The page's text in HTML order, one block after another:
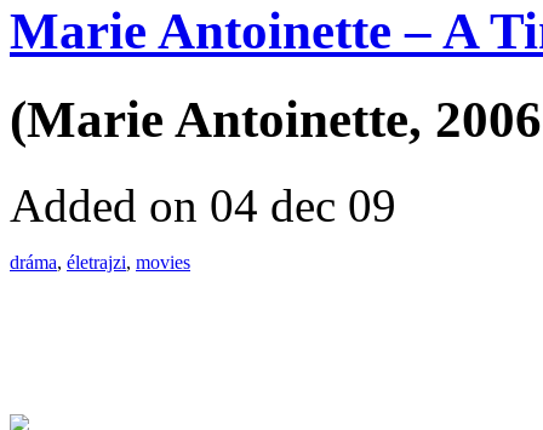
Marie Antoinette – A
(Marie Antoinette,
Added on 04 dec 09
dráma, életrajzi, movies